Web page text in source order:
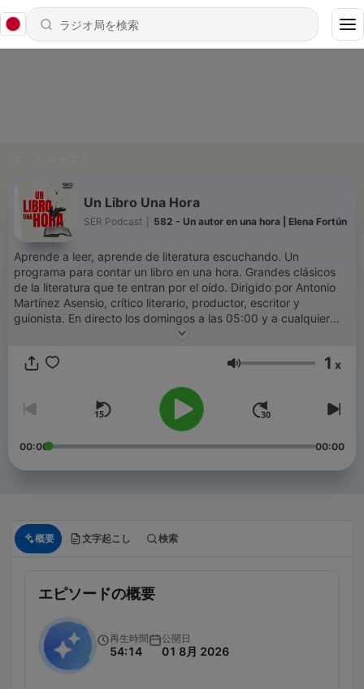
Un Libro Una Hora
SER Podcast 582 - Un autor en una hora | Elena Fortún
Aprende a leer, aprende de literatura escuchando. Un
programa para contar un libro en una hora. Grandes clásicos
de la literatura que te entran por el oído. Dirigido por Antonio
Martínez Asensio, crítico literario, productor, escritor y
guionista. En directo los domingos a las 05:00 y a cualquier
hora si te suscribes. En Podimo, ¿Y ahora qué leo? nuestro spin
https://go.podimo.com/es/ahoraqueleo
音量 1 x
00:00 00:00
概要 文字起こし 検索
エピソードの概要
再生時間
54:14
公開日
01 8月 2026